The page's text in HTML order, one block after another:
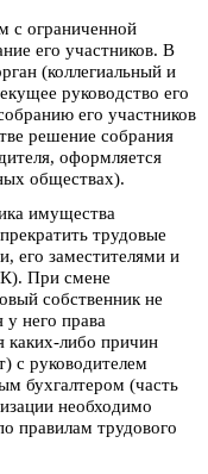
с ограниченной
его участников. В
(коллегиальный и
руководство его
его участников
решение собрания
оформляется
обществах).
имущества
трудовые
его заместителями и
При смене
собственник не
у него права
каких-либо причин
с руководителем
бухгалтером (часть
необходимо
правилам трудового